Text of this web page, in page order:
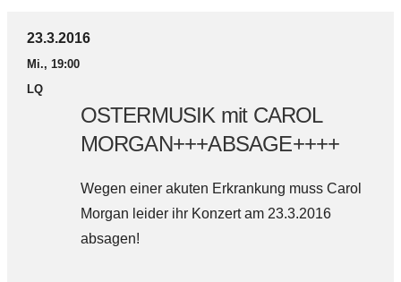
23.3.2016
Mi., 19:00
LQ
OSTERMUSIK mit CAROL
MORGAN+++ABSAGE++++
Wegen einer akuten Erkrankung muss Carol
Morgan leider ihr Konzert am 23.3.2016
absagen!